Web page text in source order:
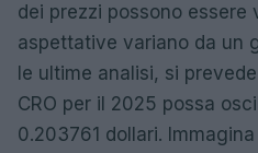
dei prezzi possono essere
aspettative variano da un
le ultime analisi, si
CRO per il 2025 possa
0.203761 dollari.